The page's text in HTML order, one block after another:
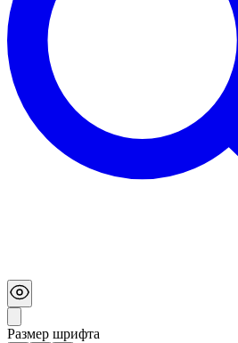
Размер шрифта